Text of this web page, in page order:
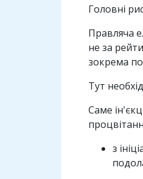
Головні
Правляча
не за
зокрема
Тут
Саме
з